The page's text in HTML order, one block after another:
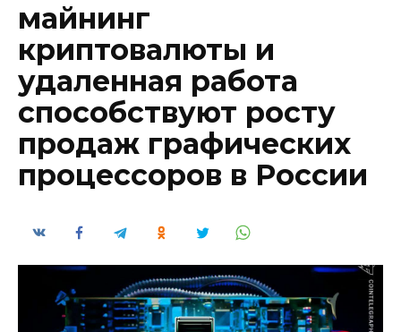
майнинг
криптовалюты и
удаленная работа
способствуют росту
продаж графических
процессоров в России